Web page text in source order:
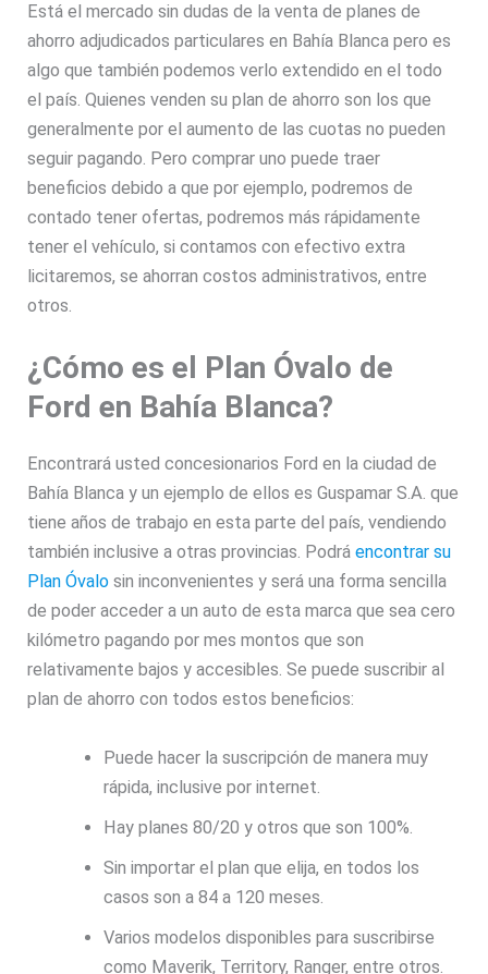
Está el mercado sin dudas de la venta de planes de
ahorro adjudicados particulares en Bahía Blanca pero es
algo que también podemos verlo extendido en el todo
el país. Quienes venden su plan de ahorro son los que
generalmente por el aumento de las cuotas no pueden
seguir pagando. Pero comprar uno puede traer
beneficios debido a que por ejemplo, podremos de
contado tener ofertas, podremos más rápidamente
tener el vehículo, si contamos con efectivo extra
licitaremos, se ahorran costos administrativos, entre
otros.
¿Cómo es el Plan Óvalo de
Ford en Bahía Blanca?
Encontrará usted concesionarios Ford en la ciudad de
Bahía Blanca y un ejemplo de ellos es Guspamar S.A. que
tiene años de trabajo en esta parte del país, vendiendo
también inclusive a otras provincias. Podráencontrar su
Plan Óvalo sin inconvenientes y será una forma sencilla
de poder acceder a un auto de esta marca que sea cero
kilómetro pagando por mes montos que son
relativamente bajos y accesibles. Se puede suscribir al
plan de ahorro con todos estos beneficios:
Puede hacer la suscripción de manera muy
rápida, inclusive por internet.
Hay planes 80/20 y otros que son 100%.
Sin importar el plan que elija, en todos los
casos son a 84 a 120 meses.
Varios modelos disponibles para suscribirse
como Maverik, Territory, Ranger, entre otros.